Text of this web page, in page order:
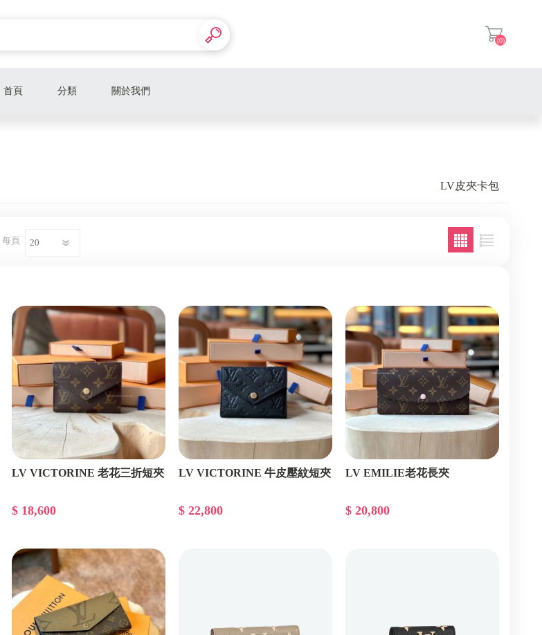
(0)
首頁 分類
CELINE皮夾卡包
CELINE包款
GUCCI飾品配件
GUCCI包款
GUCCI皮夾卡包
CHANEL皮夾卡包
BV飾品配件
BV皮夾卡包
BV包款
關於我們
LV皮夾卡包
每頁
LV VICTORINE 老花三折短夾
$ 18,600
LV VICTORINE 牛皮壓紋短夾
$ 22,800
LV EMILIE老花長夾
$ 20,800